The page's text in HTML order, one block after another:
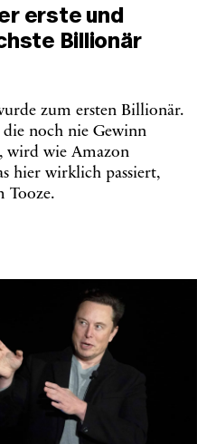
erste und
Billionär
zum ersten Billionär.
die noch nie Gewinn
wird wie Amazon
hier wirklich passiert,
Tooze.